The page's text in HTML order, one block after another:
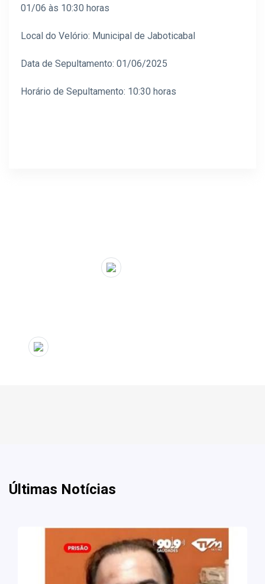
01/06 às 10:30 horas
Local do Velório: Municipal de Jaboticabal
Data de Sepultamento: 01/06/2025
Horário de Sepultamento: 10:30 horas
Últimas Notícias